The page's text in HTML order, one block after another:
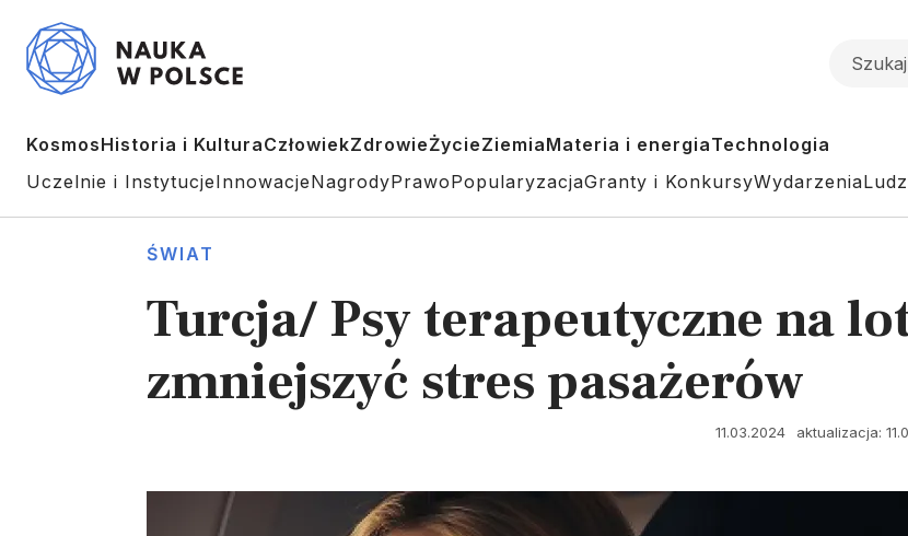
KosmosHistoria i KulturaCzłowiekZdrowieŻycieZiemiaMateria i energiaTechnologia
Uczelnie i InstytucjeInnowacjeNagrodyPrawoPopularyzacjaGranty i KonkursyWydarzenia
ŚWIAT
Turcja/ Psy terapeutyczne na
zmniejszyć stres pasażerów
11.03.2024 aktualizacja: